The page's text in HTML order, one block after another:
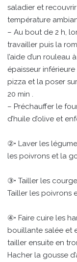
saladier et
température
– Au bout de 2 h,
travailler puis la
l’aide d’un rouleau
épaisseur
pizza et la poser
20 min .
– Préchauffer le
d’huile d’olive et
②• Laver les
les poivrons et la
③• Tailler les
Tailler les poivrons
④• Faire cuire les
bouillante salée et
tailler ensuite en
Hacher la gousse